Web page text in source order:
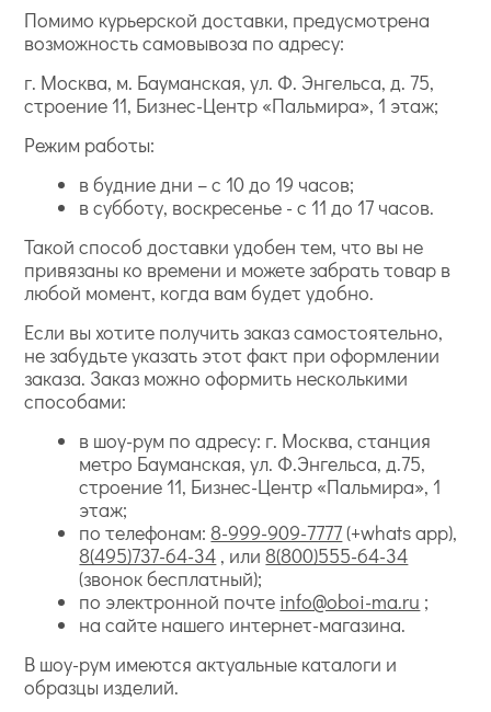
Помимо курьерской доставки, предусмотрена
возможность самовывоза по адресу:
г. Москва, м. Бауманская, ул. Ф. Энгельса, д. 75,
строение 11, Бизнес-Центр «Пальмира», 1 этаж;
Режим работы:
в будние дни – с 10 до 19 часов;
в субботу, воскресенье - с 11 до 17 часов.
Такой способ доставки удобен тем, что вы не
привязаны ко времени и можете забрать товар в
любой момент, когда вам будет удобно.
Если вы хотите получить заказ самостоятельно,
не забудьте указать этот факт при оформлении
заказа. Заказ можно оформить несколькими
способами:
в шоу-рум по адресу: г. Москва, станция
метро Бауманская, ул. Ф.Энгельса, д.75,
строение 11, Бизнес-Центр «Пальмира», 1
этаж;
по телефонам: 8-999-909-7777(+whats app),
8(495)737-64-34 , или 8(800)555-64-34
(звонок бесплатный);
по электронной почте info@oboi-ma.ru ;
на сайте нашего интернет-магазина.
В шоу-рум имеются актуальные каталоги и
образцы изделий.